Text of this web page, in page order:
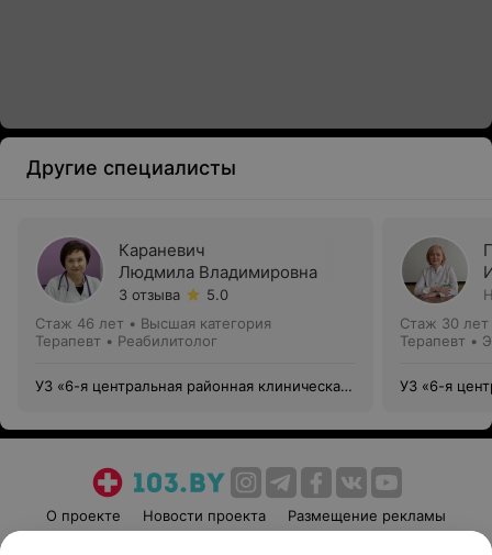
Другие специалисты
Караневич
Людмила Владимировна
3 отзыва
5.0
Стаж 46 лет • Высшая категория
Терапевт • Реабилитолог
УЗ «6-я центральная районная клиническая
Стаж 30 лет
Терапевт •
УЗ «6-я
О проекте Новости проекта
Размещение рекламы